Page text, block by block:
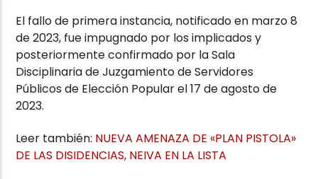
El fallo de primera instancia, notificado en marzo 8
de 2023, fue impugnado por los implicados y
posteriormente confirmado por la Sala
Disciplinaria de Juzgamiento de Servidores
Públicos de Elección Popular el 17 de agosto de
2023.
Leer también: NUEVA AMENAZA DE «PLAN PISTOLA»
DE LAS DISIDENCIAS, NEIVA EN LA LISTA